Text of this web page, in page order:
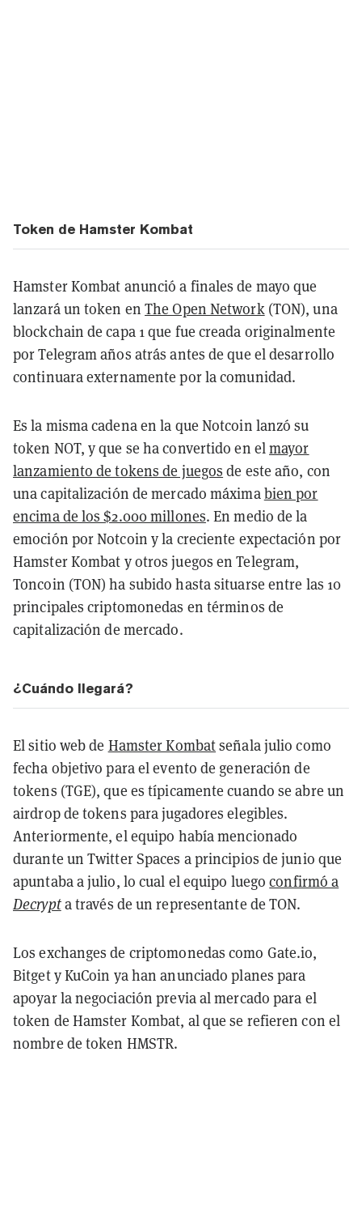
Token de Hamster Kombat
Hamster Kombat anunció a finales de mayo que
lanzará un token enThe Open Network(TON), una
blockchain de capa 1 que fue creada originalmente
por Telegram años atrás antes de que el desarrollo
continuara externamente por la comunidad.
Es la misma cadena en la que Notcoin lanzó su
token NOT, y que se ha convertido en elmayor
lanzamiento de tokens de juegos de este año, con
una capitalización de mercado máximabien por
encima de los $2.000 millones. En medio de la
emoción por Notcoin y la creciente expectación por
Hamster Kombat y otros juegos en Telegram,
Toncoin (TON) ha subido hasta situarse entre las 10
principales criptomonedas en términos de
capitalización de mercado.
¿Cuándo llegará?
El sitio web de Hamster Kombatseñala julio como
fecha objetivo para el evento de generación de
tokens (TGE), que es típicamente cuando se abre un
airdrop de tokens para jugadores elegibles.
Anteriormente, el equipo había mencionado
durante un Twitter Spaces a principios de junio que
apuntaba a julio, lo cual el equipo luegoconfirmó a
Decrypta través de un representante de TON.
Los exchanges de criptomonedas como Gate.io,
Bitget y KuCoin ya han anunciado planes para
apoyar la negociación previa al mercado para el
token de Hamster Kombat, al que se refieren con el
nombre de token HMSTR.